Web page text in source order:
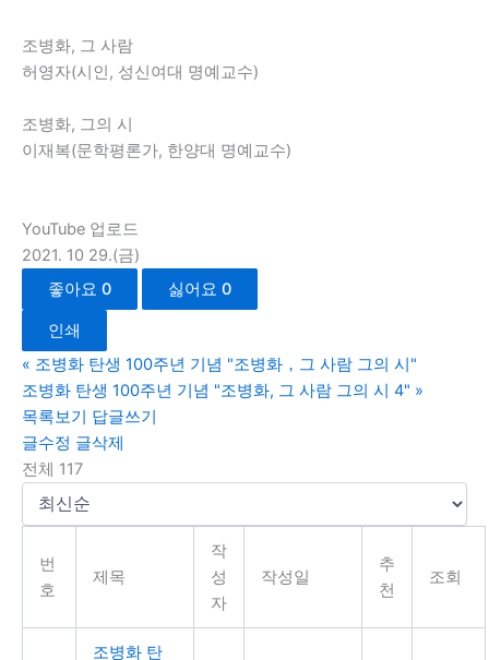
조병화, 그 사람
허영자(시인, 성신여대 명예교수)
조병화, 그의 시
이재복(문학평론가, 한양대 명예교수)
YouTube 업로드
2021. 10 29.(금)
좋아요 0 싫어요 0
인쇄
« 조병화 탄생 100주년 기념 "조병화，그 사람 그의 시"
조병화 탄생 100주년 기념 "조병화, 그 사람 그의 시 4" »
목록보기 답글쓰기
글수정 글삭제
전체 117
번
호
제목
작
성
자
작성일
추
천
조회
조병화 탄